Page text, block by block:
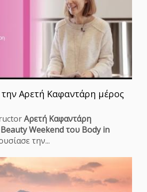
την Αρετή Καφαντάρη μέρος
Αρετή Καφαντάρη
Beauty Weekend του Body in
την...